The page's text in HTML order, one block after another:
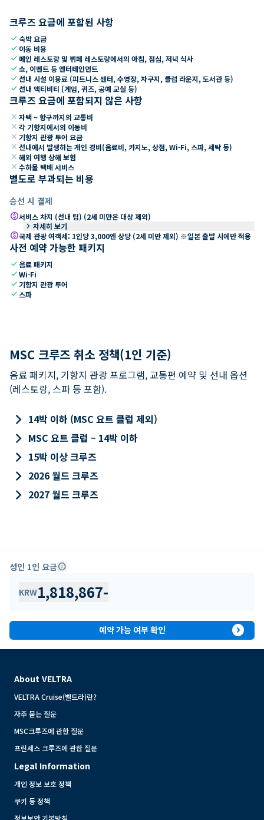
크루즈 요금에 포함된 사항
check숙박 요금
check 이동 비용
check 메인 레스토랑 및 뷔페 레스토랑에서의 아침, 점심, 저녁 식사
check쇼, 이벤트 등 엔터테인먼트
check선내 시설 이용료 (피트니스 센터, 수영장, 자쿠지, 클럽 라운지, 도서관 등)
check선내 액티비티 (게임, 퀴즈, 공예 교실 등)
크루즈 요금에 포함되지 않은 사항
close 자택 ~ 항구까지의 교통비
close 각 기항지에서의 이동비
close 기항지 관광 투어 요금
close 선내에서 발생하는 개인 경비(음료비, 카지노, 상점, Wi-Fi, 스파, 세탁 등)
close 해외 여행 상해 보험
close 수하물 택배 서비스
별도로 부과되는 비용
승선 시 결제
paid서비스 차지 (선내 팁) (2세 미만은 대상 제외)
keyboard_arrow_right 자세히 보기
paid국제 관광 여객세: 1인당 3,000엔 상당 (2세 미만 제외) ※일본 출발 시에만 적용
사전 예약 가능한 패키지
check 음료 패키지
checkWi-Fi
check 기항지 관광 투어
check 스파
MSC 크루즈 취소 정책(1인 기준)
음료 패키지, 기항지 관광 프로그램, 교통편 예약 및 선내 옵션
(레스토랑, 스파 등 포함).
keyboard_arrow_right 14박 이하 (MSC 요트 클럽 제외)
keyboard_arrow_right MSC 요트 클럽 – 14박 이하
keyboard_arrow_right 15박 이상 크루즈
keyboard_arrow_right 2026 월드 크루즈
keyboard_arrow_right 2027 월드 크루즈
성인 1인 요금info
KRW1,818,867-
예약 가능 여부 확인 expand_circle_right
About VELTRA
VELTRA Cruise(벨트라)란?
자주 묻는 질문
MSC크루즈에 관한 질문
프린세스 크루즈에 관한 질문
Legal Information
개인 정보 보호 정책
쿠키 등 정책
정보보안 기본방침